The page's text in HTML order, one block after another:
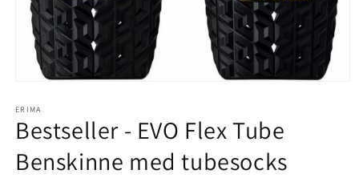
1
i
modus
ERIMA
Bestseller - EVO Flex Tube
Benskinne med tubesocks